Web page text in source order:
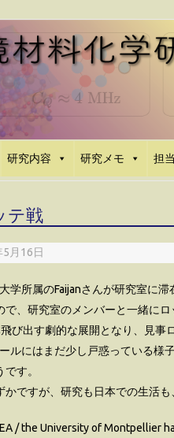
研究内容 研究メモ 担
テ戦
月16日
学所属のFaijanさんが研究室に
、研究室のメンバーと一緒にロ
び出す劇的な展開となり、見事
ルにはまだ少し戸惑っている様
す。
ですが、研究も日本での生活も
/ the University of Montpellier